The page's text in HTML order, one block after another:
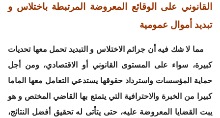
القانوني على الوقائع المعروضة المرتبطة باختلاس و
تبديد أموال عمومية
مما لا شك فيه أن جرائم الاختلاس و التبديد تحمل معها تحديات
كبيرة، سواء على المستوى القانوني أو الاقتصادي، ومن أجل
حماية المؤسسات واسترداد حقوقها يستدعي التعامل معها الماما
كبيرا من الخبرة والاحترافية التي يتمتع بها القاضي المختص و هو
يبت القضايا المعروضة عليه، حتى يتأتى له تحقيق أفضل النتائج،